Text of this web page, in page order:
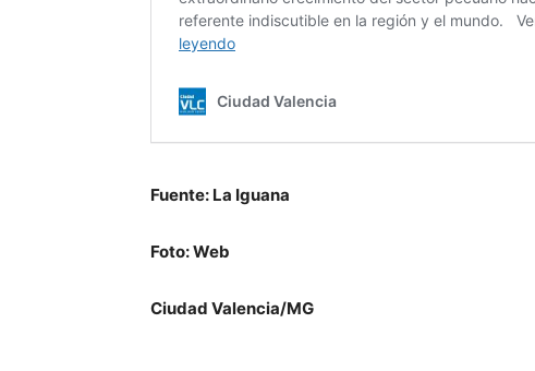
Fuente: La Iguana
Foto: Web
Ciudad Valencia/MG